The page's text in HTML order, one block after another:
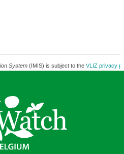
System(IMIS) is subject to the VLIZ privacy